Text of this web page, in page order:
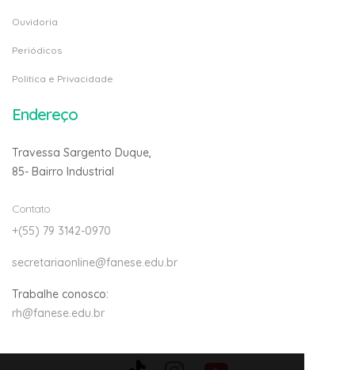
Ouvidoria
Periódicos
Politica e Privacidade
Endereço
Travessa Sargento Duque,
85- Bairro Industrial
Contato
+(55) 79 3142-0970
secretariaonline@fanese.edu.br
Trabalhe conosco:
rh@fanese.edu.br